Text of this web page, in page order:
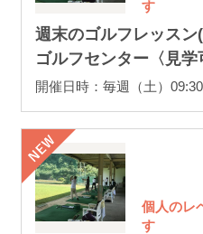
す
週末のゴルフレッス
ゴルフセンター〈見学
開催日時：毎週（土）
個人のレ
す